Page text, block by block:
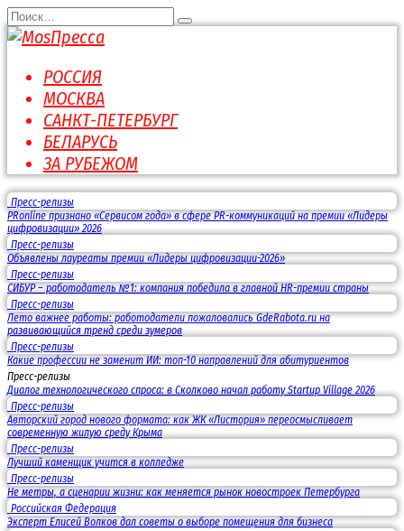
Перейти
к
содержанию
Search
for:
РОССИЯ
МОСКВА
САНКТ-ПЕТЕРБУРГ
БЕЛАРУСЬ
ЗА РУБЕЖОМ
Пресс-релизы
PRonline признано «Сервисом года» в сфере PR-коммуникаций на премии «Лидеры
цифровизации» 2026
Пресс-релизы
Объявлены лауреаты премии «Лидеры цифровизации-2026»
Пресс-релизы
СИБУР – работодатель №1: компания победила в главной HR-премии страны
Пресс-релизы
Лето важнее работы: работодатели пожаловались GdeRabota.ru на
развивающийся тренд среди зумеров
Пресс-релизы
Какие профессии не заменит ИИ: топ-10 направлений для абитуриентов
Пресс-релизы
Диалог технологического спроса: в Сколково начал работу Startup Village 2026
Пресс-релизы
Авторский город нового формата: как ЖК «Листория» переосмысливает
современную жилую среду Крыма
Пресс-релизы
Лучший каменщик учится в колледже
Пресс-релизы
Не метры, а сценарии жизни: как меняется рынок новостроек Петербурга
Российская Федерация
Эксперт Елисей Волков дал советы о выборе помещения для бизнеса